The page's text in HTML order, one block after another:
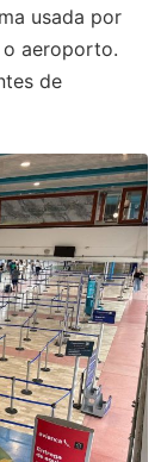
usada por
aeroporto.
de